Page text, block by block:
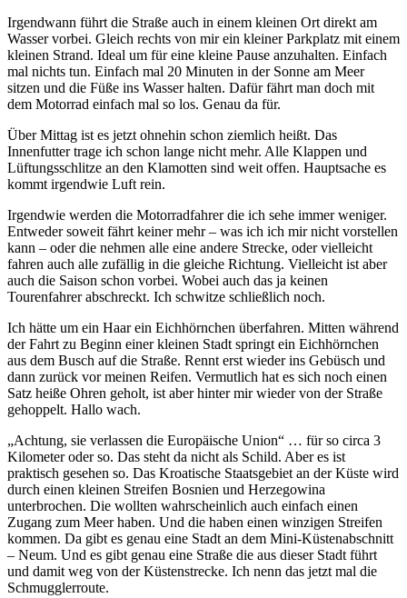
Irgendwann führt die Straße auch in einem kleinen Ort direkt am
Wasser vorbei. Gleich rechts von mir ein kleiner Parkplatz mit einem
kleinen Strand. Ideal um für eine kleine Pause anzuhalten. Einfach
mal nichts tun. Einfach mal 20 Minuten in der Sonne am Meer
sitzen und die Füße ins Wasser halten. Dafür fährt man doch mit
dem Motorrad einfach mal so los. Genau da für.
Über Mittag ist es jetzt ohnehin schon ziemlich heißt. Das
Innenfutter trage ich schon lange nicht mehr. Alle Klappen und
Lüftungsschlitze an den Klamotten sind weit offen. Hauptsache es
kommt irgendwie Luft rein.
Irgendwie werden die Motorradfahrer die ich sehe immer weniger.
Entweder soweit fährt keiner mehr – was ich ich mir nicht vorstellen
kann – oder die nehmen alle eine andere Strecke, oder vielleicht
fahren auch alle zufällig in die gleiche Richtung. Vielleicht ist aber
auch die Saison schon vorbei. Wobei auch das ja keinen
Tourenfahrer abschreckt. Ich schwitze schließlich noch.
Ich hätte um ein Haar ein Eichhörnchen überfahren. Mitten während
der Fahrt zu Beginn einer kleinen Stadt springt ein Eichhörnchen
aus dem Busch auf die Straße. Rennt erst wieder ins Gebüsch und
dann zurück vor meinen Reifen. Vermutlich hat es sich noch einen
Satz heiße Ohren geholt, ist aber hinter mir wieder von der Straße
gehoppelt. Hallo wach.
„Achtung, sie verlassen die Europäische Union“ … für so circa 3
Kilometer oder so. Das steht da nicht als Schild. Aber es ist
praktisch gesehen so. Das Kroatische Staatsgebiet an der Küste wird
durch einen kleinen Streifen Bosnien und Herzegowina
unterbrochen. Die wollten wahrscheinlich auch einfach einen
Zugang zum Meer haben. Und die haben einen winzigen Streifen
kommen. Da gibt es genau eine Stadt an dem Mini-Küstenabschnitt
– Neum. Und es gibt genau eine Straße die aus dieser Stadt führt
und damit weg von der Küstenstrecke. Ich nenn das jetzt mal die
Schmugglerroute.